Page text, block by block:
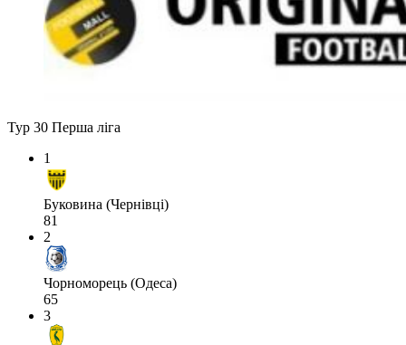
Тур 30 Перша ліга
1
Буковина (Чернівці)
81
2
Чорноморець (Одеса)
65
3